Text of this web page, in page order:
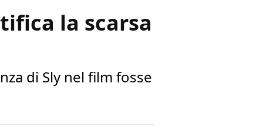
la scarsa
di Sly nel film fosse